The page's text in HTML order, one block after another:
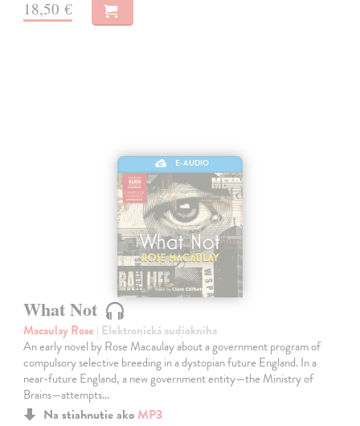
18,50 €
E-AUDIO
What Not
Macaulay Rose | Elektronická audiokniha
An early novel by Rose Macaulay about a government program of
compulsory selective breeding in a dystopian future England. In a
near-future England, a new government entity—the Ministry of
Brains—attempts…
Na stiahnutie ako MP3